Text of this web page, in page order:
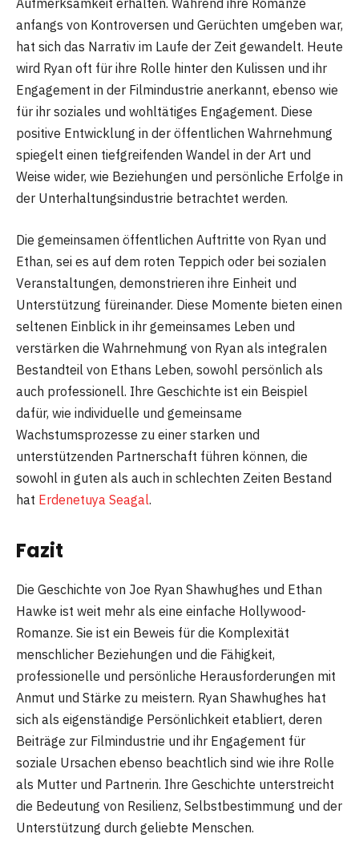
Aufmerksamkeit erhalten. Während ihre Romanze
anfangs von Kontroversen und Gerüchten umgeben war,
hat sich das Narrativ im Laufe der Zeit gewandelt. Heute
wird Ryan oft für ihre Rolle hinter den Kulissen und ihr
Engagement in der Filmindustrie anerkannt, ebenso wie
für ihr soziales und wohltätiges Engagement. Diese
positive Entwicklung in der öffentlichen Wahrnehmung
spiegelt einen tiefgreifenden Wandel in der Art und
Weise wider, wie Beziehungen und persönliche Erfolge in
der Unterhaltungsindustrie betrachtet werden​​.
Die gemeinsamen öffentlichen Auftritte von Ryan und
Ethan, sei es auf dem roten Teppich oder bei sozialen
Veranstaltungen, demonstrieren ihre Einheit und
Unterstützung füreinander. Diese Momente bieten einen
seltenen Einblick in ihr gemeinsames Leben und
verstärken die Wahrnehmung von Ryan als integralen
Bestandteil von Ethans Leben, sowohl persönlich als
auch professionell. Ihre Geschichte ist ein Beispiel
dafür, wie individuelle und gemeinsame
Wachstumsprozesse zu einer starken und
unterstützenden Partnerschaft führen können, die
sowohl in guten als auch in schlechten Zeiten Bestand
hat Erdenetuya Seagal​​.
Fazit
Die Geschichte von Joe Ryan Shawhughes und Ethan
Hawke ist weit mehr als eine einfache Hollywood-
Romanze. Sie ist ein Beweis für die Komplexität
menschlicher Beziehungen und die Fähigkeit,
professionelle und persönliche Herausforderungen mit
Anmut und Stärke zu meistern. Ryan Shawhughes hat
sich als eigenständige Persönlichkeit etabliert, deren
Beiträge zur Filmindustrie und ihr Engagement für
soziale Ursachen ebenso beachtlich sind wie ihre Rolle
als Mutter und Partnerin. Ihre Geschichte unterstreicht
die Bedeutung von Resilienz, Selbstbestimmung und der
Unterstützung durch geliebte Menschen.